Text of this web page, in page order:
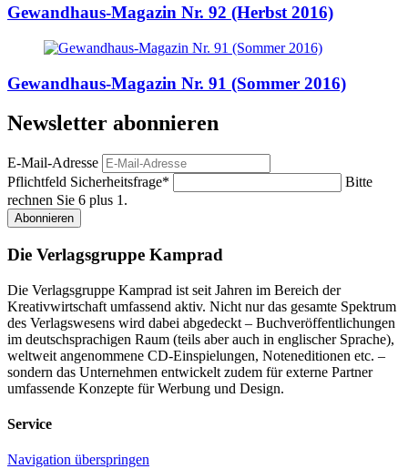
Gewandhaus-Magazin Nr. 92 (Herbst 2016)
Gewandhaus-Magazin Nr. 91 (Sommer 2016)
Newsletter abonnieren
E-Mail-Adresse
Pflichtfeld Sicherheitsfrage*
Bitte
rechnen Sie 6 plus 1.
Abonnieren
Die Verlagsgruppe Kamprad
Die Verlagsgruppe Kamprad ist seit Jahren im Bereich der
Kreativwirtschaft umfassend aktiv. Nicht nur das gesamte Spektrum
des Verlagswesens wird dabei abgedeckt – Buchveröffentlichungen
im deutschsprachigen Raum (teils aber auch in englischer Sprache),
weltweit angenommene CD-Einspielungen, Noteneditionen etc. –
sondern das Unternehmen entwickelt zudem für externe Partner
umfassende Konzepte für Werbung und Design.
Service
Navigation überspringen